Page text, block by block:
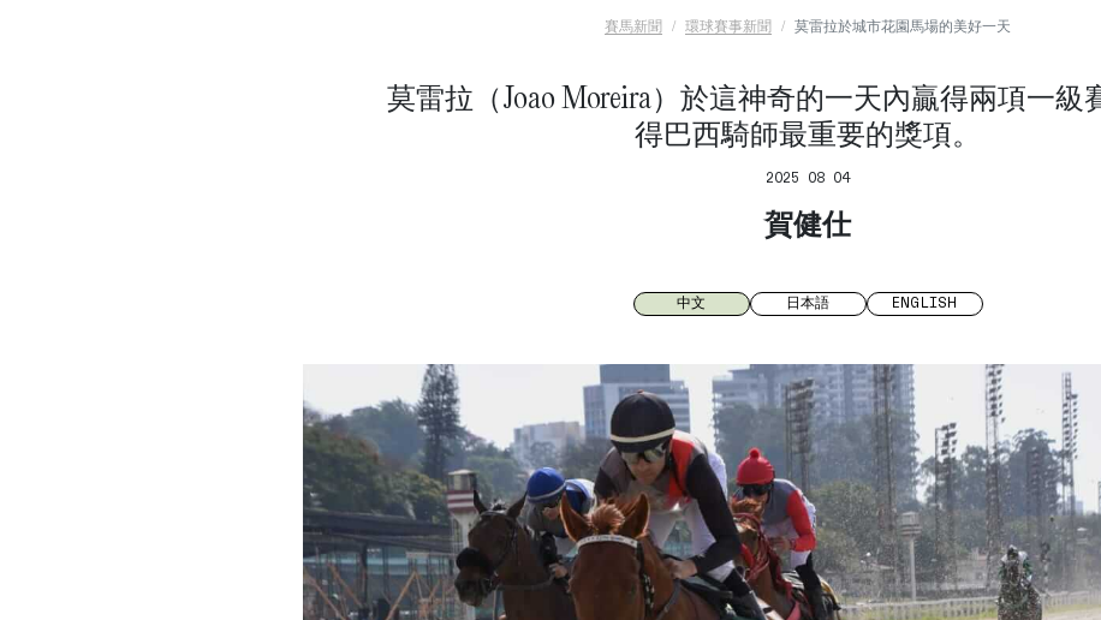
賽馬新聞 環球賽事新聞 莫雷拉於城市花園馬場的美好一天
莫雷拉（Joao Moreira）於這神奇的一天內贏得兩項一級
得巴西騎師最重要的獎項。
2025 08 04
賀健仕
中文 日本語 ENGLISH